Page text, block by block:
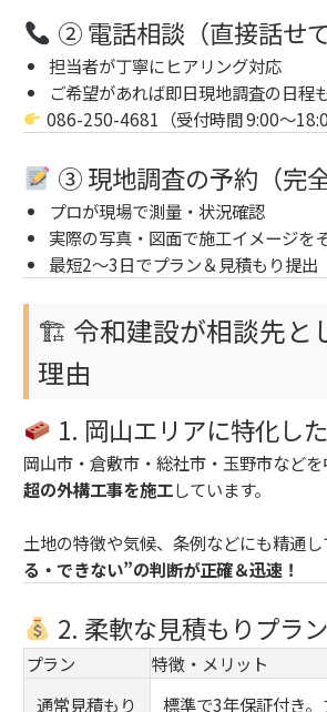
② 電話相談（直接話せて
担当者が丁寧にヒアリング対応
ご希望があれば即日現地調査の日程
086-250-4681（受付時間 9:00〜
③ 現地調査の予約（完全
プロが現場で測量・状況確認
実際の写真・図面で施工イメージを
最短2〜3日でプラン＆見積もり提出
🏗 令和建設が相談先と
理由
1. 岡山エリアに特化し
岡山市・倉敷市・総社市・玉野市などを
超の外構工事を施工しています。
土地の特徴や気候、条例などにも精通し
る・できない”の判断が正確＆迅速！
2. 柔軟な見積もりプラ
プラン
特徴・メリット
通常見積もり
標準で3年保証付き